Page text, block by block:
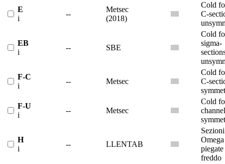
E
i
--
Metsec
(2018)
Cold
C-
EB
i
-- SBE
Cold
sigma-
F-C
i
-- Metsec
Cold
C-
F-U
i
-- Metsec
Cold
H
i
-- LLENTAB
Omega
piegate
freddo